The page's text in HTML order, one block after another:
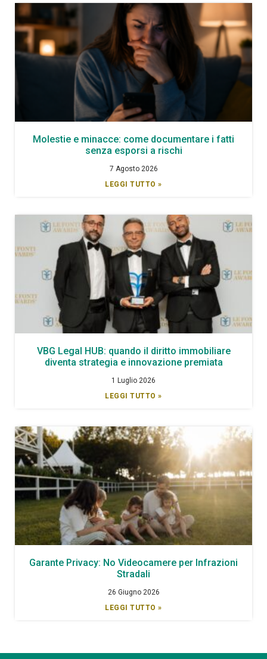
Molestie e minacce: come documentare i fatti
senza esporsi a rischi
7 Agosto 2026
LEGGI TUTTO »
VBG Legal HUB: quando il diritto immobiliare
diventa strategia e innovazione premiata
1 Luglio 2026
LEGGI TUTTO »
Garante Privacy: No Videocamere per Infrazioni
Stradali
26 Giugno 2026
LEGGI TUTTO »